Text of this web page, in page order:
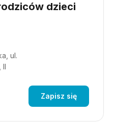
dzieci
ul.
II
Zapisz się